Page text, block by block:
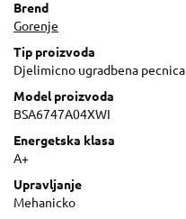
Brend
Gorenje
Tip proizvoda
Djelimicno ugradbena pecnica
Model proizvoda
BSA6747A04XWI
Energetska klasa
A+
Upravljanje
Mehanicko